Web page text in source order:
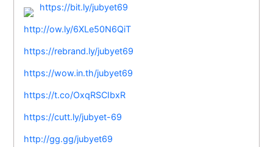
https://bit.ly/jubyet69
http://ow.ly/6XLe50N6QiT
https://rebrand.ly/jubyet69
https://wow.in.th/jubyet69
https://t.co/OxqRSCIbxR
https://cutt.ly/jubyet-69
http://gg.gg/jubyet69